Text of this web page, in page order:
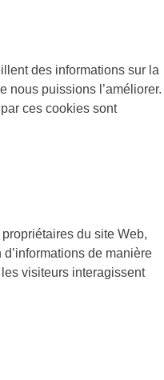
des informations sur la
nous puissions l’améliorer.
ces cookies sont
du site Web,
de manière
visiteurs interagissent